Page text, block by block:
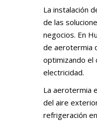
La instalación
de las
negocios. En
de aerotermia
optimizando el
electricidad.
La aerotermia
del aire
refrigeración